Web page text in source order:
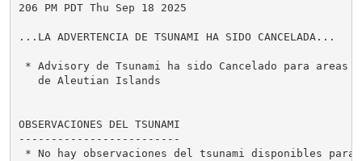
206 PM PDT Thu Sep 18 2025
...LA ADVERTENCIA DE TSUNAMI HA SIDO CANCELADA...
* Advisory de Tsunami ha sido Cancelado para areas
   de Aleutian Islands
OBSERVACIONES DEL TSUNAMI
-------------------------
* No hay observaciones del tsunami disponibles